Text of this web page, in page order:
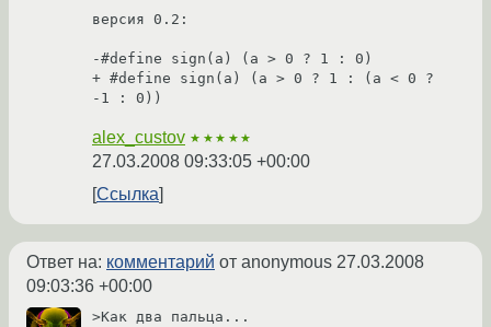
версия 0.2:
-#define sign(a) (a > 0 ? 1 : 0)
+ #define sign(a) (a > 0 ? 1 : (a < 0 ?
alex_custov ★★★★★
27.03.2008 09:33:05 +00:00
Ссылка
Ответ на: комментарий от anonymous 27.03.2008
09:03:36 +00:00
>Как два пальца...